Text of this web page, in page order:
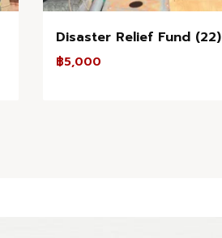
Disaster Relief Fund (22)
฿5,000